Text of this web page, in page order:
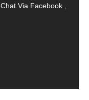
Chat Via Facebook